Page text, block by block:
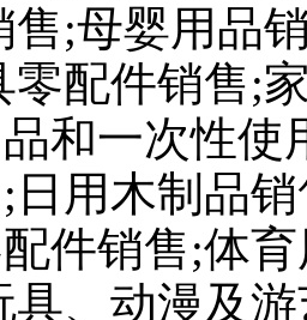
售;母婴用品
零配件销售;
和一次性
日用木制品
件销售;体
具、动漫及